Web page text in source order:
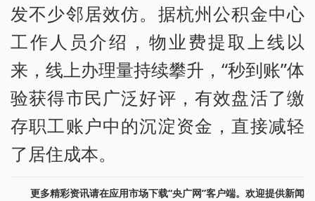
发不少邻居效仿。据杭州公积金中心
工作人员介绍，物业费提取上线以
来，线上办理量持续攀升，“秒到账”体
验获得市民广泛好评，有效盘活了缴
存职工账户中的沉淀资金，直接减轻
了居住成本。
更多精彩资讯请在应用市场下载“央广网”客户端。欢迎提供新闻